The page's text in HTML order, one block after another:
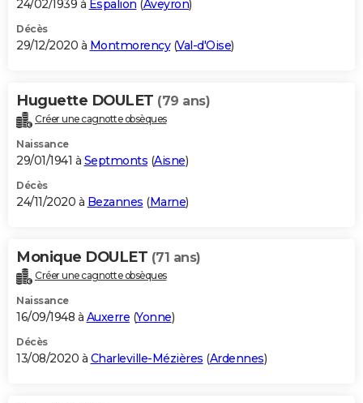
24/02/1939 à Espalion (Aveyron)
Décès
29/12/2020 à Montmorency(Val-d'Oise)
Huguette DOULET (79 ans)
Créer une cagnotte obsèques
Naissance
29/01/1941 à Septmonts (Aisne)
Décès
24/11/2020 à Bezannes (Marne)
Monique DOULET (71 ans)
Créer une cagnotte obsèques
Naissance
16/09/1948 à Auxerre (Yonne)
Décès
13/08/2020 à Charleville-Mézières (Ardennes)